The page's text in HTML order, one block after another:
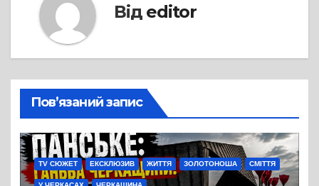
Від editor
Пов’язаний запис
TV СЮЖЕТ ЕКСКЛЮЗИВ ЖИТТЯ ЗОЛОТОНОША СМІТТЯ